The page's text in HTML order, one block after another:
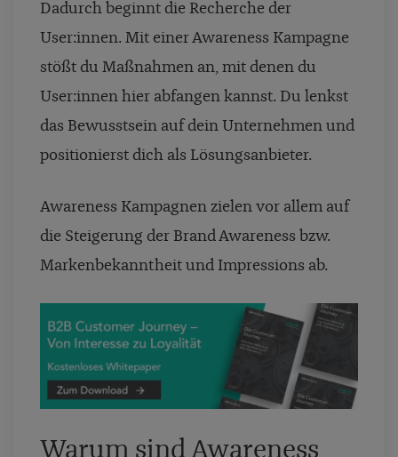
Dadurch beginnt die Recherche der
User:innen. Mit einer Awareness Kampagne
stößt du Maßnahmen an, mit denen du
User:innen hier abfangen kannst. Du lenkst
das Bewusstsein auf dein Unternehmen und
positionierst dich als Lösungsanbieter.
Awareness Kampagnen zielen vor allem auf
die Steigerung der Brand Awareness bzw.
Markenbekanntheit und Impressions ab.
Warum sind Awareness